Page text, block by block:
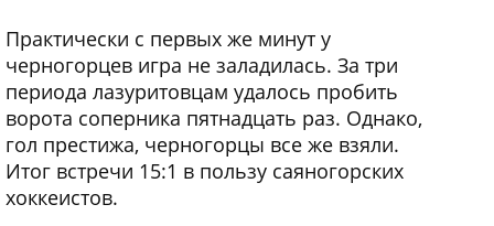
Практически с первых же минут у
черногорцев игра не заладилась. За три
периода лазуритовцам удалось пробить
ворота соперника пятнадцать раз. Однако,
гол престижа, черногорцы все же взяли.
Итог встречи 15:1 в пользу саяногорских
хоккеистов.